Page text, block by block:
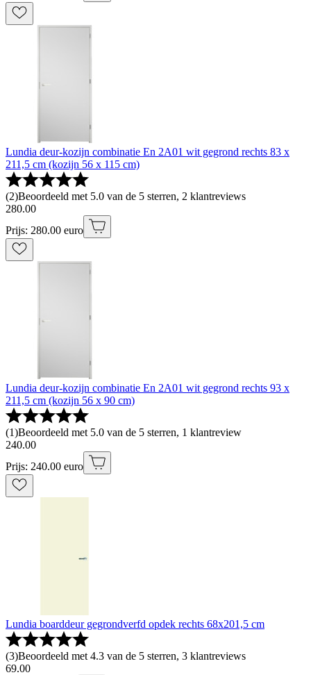
Lundia deur-kozijn combinatie En 2A01 wit gegrond rechts 83 x
211,5 cm (kozijn 56 x 115 cm)
(2)Beoordeeld met 5.0 van de 5 sterren, 2 klantreviews
280.00
Prijs: 280.00 euro
Lundia deur-kozijn combinatie En 2A01 wit gegrond rechts 93 x
211,5 cm (kozijn 56 x 90 cm)
(1)Beoordeeld met 5.0 van de 5 sterren, 1 klantreview
240.00
Prijs: 240.00 euro
Lundia boarddeur gegrondverfd opdek rechts 68x201,5 cm
(3)Beoordeeld met 4.3 van de 5 sterren, 3 klantreviews
69.00